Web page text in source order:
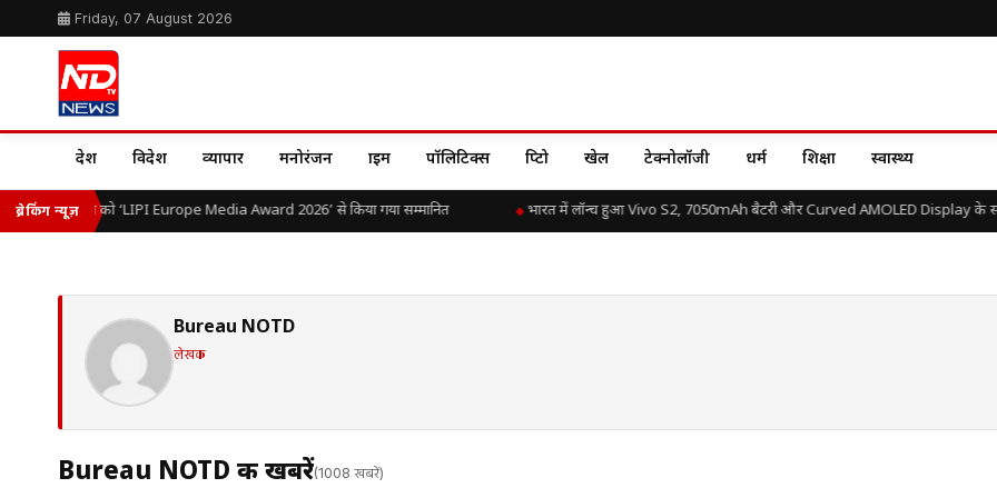
Friday, 07 August 2026
देश विदेश व्यापार मनोरंजन क्राइम पॉलिटिक्स क्रिप्टो खेल टेक्नोलॉजी धर्म शिक्षा स्वास्थ्य
ब्रेकिंग न्यूज़
डॉ. ओ.पी. यादव को ‘LIPI Europe Media Award 2026’ से किया गया सम्मानित भारत में लॉन्च हुआ Vivo S2, 7050mAh बैटरी और Curved AMOLED Display के
Bureau NOTD
लेखक
Bureau NOTD की खबरें(1008 खबरें)